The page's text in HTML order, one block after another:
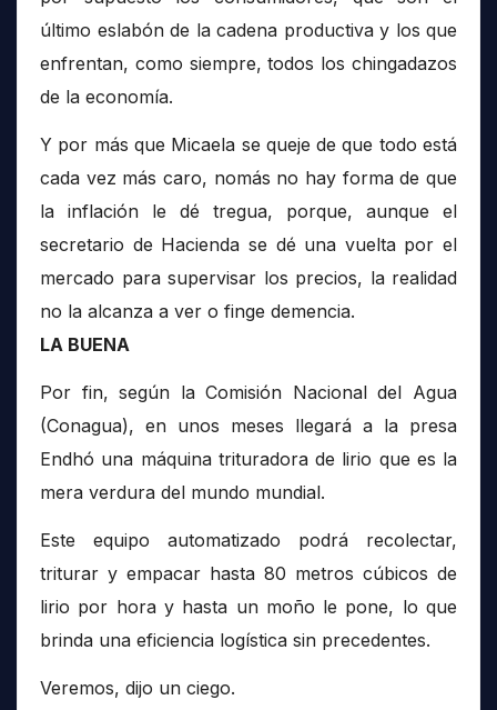
último eslabón de la cadena productiva y los que
enfrentan, como siempre, todos los chingadazos
de la economía.
Y por más que Micaela se queje de que todo está
cada vez más caro, nomás no hay forma de que
la inflación le dé tregua, porque, aunque el
secretario de Hacienda se dé una vuelta por el
mercado para supervisar los precios, la realidad
no la alcanza a ver o finge demencia.
LA BUENA
Por fin, según la Comisión Nacional del Agua
(Conagua), en unos meses llegará a la presa
Endhó una máquina trituradora de lirio que es la
mera verdura del mundo mundial.
Este equipo automatizado podrá recolectar,
triturar y empacar hasta 80 metros cúbicos de
lirio por hora y hasta un moño le pone, lo que
brinda una eficiencia logística sin precedentes.
Veremos, dijo un ciego.